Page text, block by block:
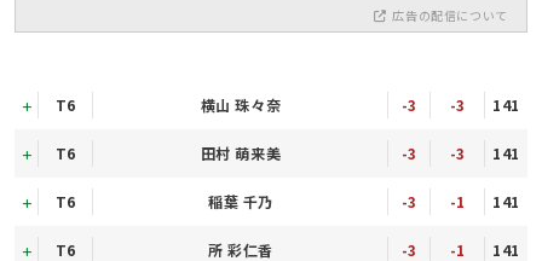
広告の配信について
T6 横山 珠々奈 -3 -3 141
T6 田村 萌来美 -3 -3 141
T6 稲葉 千乃 -3 -1 141
T6 所 彩仁香 -3 -1 141